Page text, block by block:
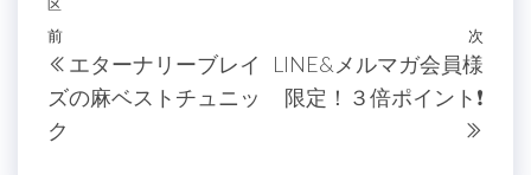
区
投
稿
ナ
過
去
の
投
前
エターナリーブレイ
ズの麻ベストチュニッ
ク
次
次
LINE&メルマガ会員様
限定！３倍ポイント❗️